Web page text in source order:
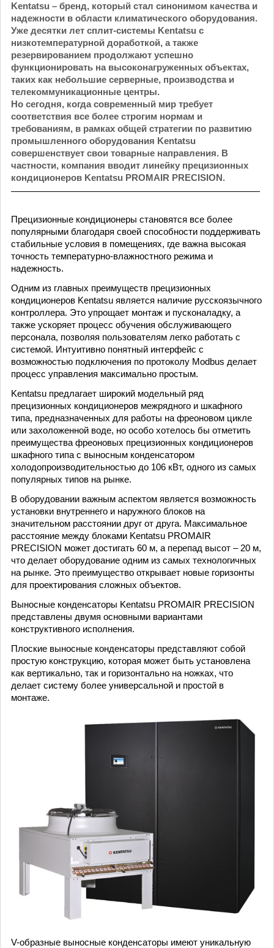
Kentatsu – бренд, который стал синонимом качества и
надежности в области климатического оборудования.
Уже десятки лет сплит-системы Kentatsu с
низкотемпературной доработкой, а также
резервированием продолжают успешно
функционировать на высоконагруженных объектах,
таких как небольшие серверные, производства и
телекоммуникационные центры.
Но сегодня, когда современный мир требует
соответствия все более строгим нормам и
требованиям, в рамках общей стратегии по развитию
промышленного оборудования Kentatsu
совершенствует свои товарные направления. В
частности, компания вводит линейку прецизионных
кондиционеров Kentatsu PROMAIR PRECISION.
Прецизионные кондиционеры становятся все более
популярными благодаря своей способности поддерживать
стабильные условия в помещениях, где важна высокая
точность температурно-влажностного режима и
надежность.
Одним из главных преимуществ прецизионных
кондиционеров Kentatsu является наличие русскоязычного
контроллера. Это упрощает монтаж и пусконаладку, а
также ускоряет процесс обучения обслуживающего
персонала, позволяя пользователям легко работать с
системой. Интуитивно понятный интерфейс с
возможностью подключения по протоколу Modbus делает
процесс управления максимально простым.
Kentatsu предлагает широкий модельный ряд
прецизионных кондиционеров межрядного и шкафного
типа, предназначенных для работы на фреоновом цикле
или захоложенной воде, но особо хотелось бы отметить
преимущества фреоновых прецизионных кондиционеров
шкафного типа с выносным конденсатором
холодопроизводительностью до 106 кВт, одного из самых
популярных типов на рынке.
В оборудовании важным аспектом является возможность
установки внутреннего и наружного блоков на
значительном расстоянии друг от друга. Максимальное
расстояние между блоками Kentatsu PROMAIR
PRECISION может достигать 60 м, а перепад высот – 20 м,
что делает оборудование одним из самых технологичных
на рынке. Это преимущество открывает новые горизонты
для проектирования сложных объектов.
Выносные конденсаторы Kentatsu PROMAIR PRECISION
представлены двумя основными вариантами
конструктивного исполнения.
Плоские выносные конденсаторы представляют собой
простую конструкцию, которая может быть установлена
как вертикально, так и горизонтально на ножках, что
делает систему более универсальной и простой в
монтаже.
V-образные выносные конденсаторы имеют уникальную